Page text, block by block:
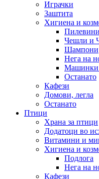
Играчки
Заштита
Хигиена и
Пилевини
Чешли и
Шампони
Нега на
Машинки
Останато
Кафези
Домови, легла
Останато
Птици
Храна за птици
Додатоци во
Витамини и
Хигиена и
Подлога
Нега на
Кафези